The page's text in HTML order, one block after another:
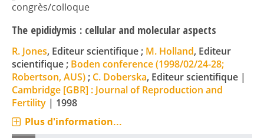
congrès/colloque
The epididymis : cellular and molecular aspects
R. Jones, Editeur scientifique ; M. Holland, Editeur
scientifique ; Boden conference (1998/02/24-28;
Robertson, AUS) ; C. Doberska, Editeur scientifique |
Cambridge [GBR] : Journal of Reproduction and
Fertility | 1998
Plus d'information...